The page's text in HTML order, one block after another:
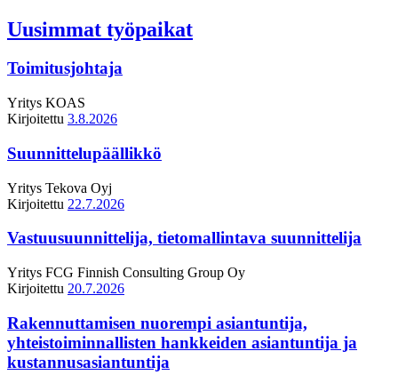
Uusimmat työpaikat
Toimitusjohtaja
Yritys KOAS
Kirjoitettu 3.8.2026
Suunnittelupäällikkö
Yritys Tekova Oyj
Kirjoitettu 22.7.2026
Vastuusuunnittelija, tietomallintava suunnittelija
Yritys FCG Finnish Consulting Group Oy
Kirjoitettu 20.7.2026
Rakennuttamisen nuorempi asiantuntija,
yhteistoiminnallisten hankkeiden asiantuntija ja
kustannusasiantuntija